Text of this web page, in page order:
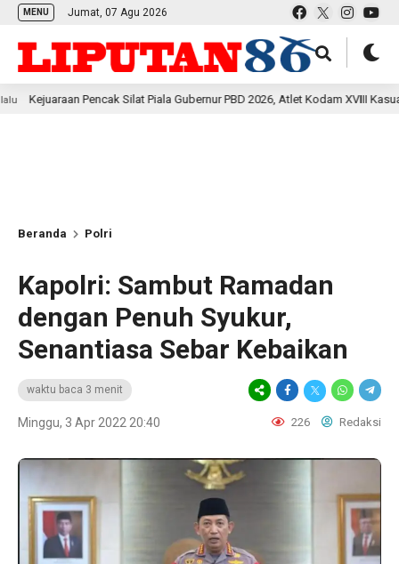
MENU Jumat, 07 Agu 2026
Pencak Silat Piala Gubernur PBD 2026, Atlet Kodam XVIII Kasuari Torehkan
Beranda Polri
Kapolri: Sambut Ramadan
dengan Penuh Syukur,
Senantiasa Sebar Kebaikan
waktu baca 3 menit
Minggu, 3 Apr 2022 20:40 226 Redaksi